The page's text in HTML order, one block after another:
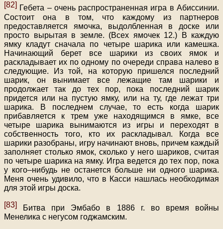
[82]
Гебета – очень распространенная игра в Абиссинии.
Состоит она в том, что каждому из партнеров
предоставляется ямочка, выдолбленная в доске или
просто вырытая в земле. (Всех ямочек 12.) В каждую
ямку кладут сначала по четыре шарика или камешка.
Начинающий берет все шарики из своих ямок и
раскладывает их по одному по очереди справа налево в
следующие. Из той, на которую пришелся последний
шарик, он вынимает все лежащие там шарики и
продолжает так до тех пор, пока последний шарик
придется или на пустую ямку, или на ту, где лежат три
шарика. В последнем случае, то есть когда шарик
прибавляется к трем уже находящимся в ямке, все
четыре шарика вынимаются из игры и переходят в
собственность того, кто их раскладывал. Когда все
шарики разобраны, игру начинают вновь, причем каждый
заполняет столько ямок, сколько у него шариков, считая
по четыре шарика на ямку. Игра ведется до тех пор, пока
у кого–нибудь не останется больше ни одного шарика.
Меня очень удивило, что в Касси нашлась необходимая
для этой игры доска.
[83]
Битва при Эмбабо в 1886 г. во время войны
Менелика с негусом годжамским.